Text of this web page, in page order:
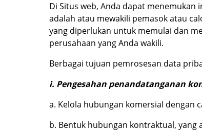
Di Situs web, Anda dapat menemukan
adalah atau mewakili pemasok atau
yang diperlukan untuk memulai dan
perusahaan yang Anda wakili.
Berbagai tujuan pemrosesan data
i. Pengesahan penandatanganan
a. Kelola hubungan komersial dengan
b. Bentuk hubungan kontraktual,